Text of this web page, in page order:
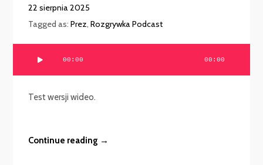
22 sierpnia 2025
Tagged as:Prez,Rozgrywka Podcast
00:00 00:00
Test wersji wideo.
Continue reading →